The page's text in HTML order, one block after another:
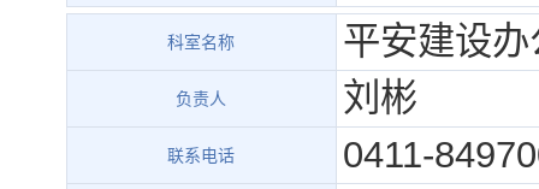
科室名称 平安建设
负责人 刘彬
联系电话 0411-